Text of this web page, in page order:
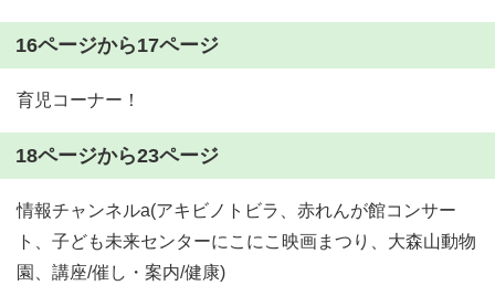
16ページから17ページ
育児コーナー！
18ページから23ページ
情報チャンネルa(アキビノトビラ、赤れんが館コンサー
ト、子ども未来センターにこにこ映画まつり、大森山動物
園、講座/催し・案内/健康)